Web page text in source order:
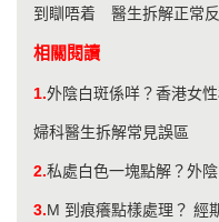
到瞓唔着 醫生拆解正常
相關閱讀
1.外陰白斑係咩？香港女
婦科醫生拆解常見誤區
2.私處白色一塊點解？外
3.M 到痕癢點樣處理？ 經